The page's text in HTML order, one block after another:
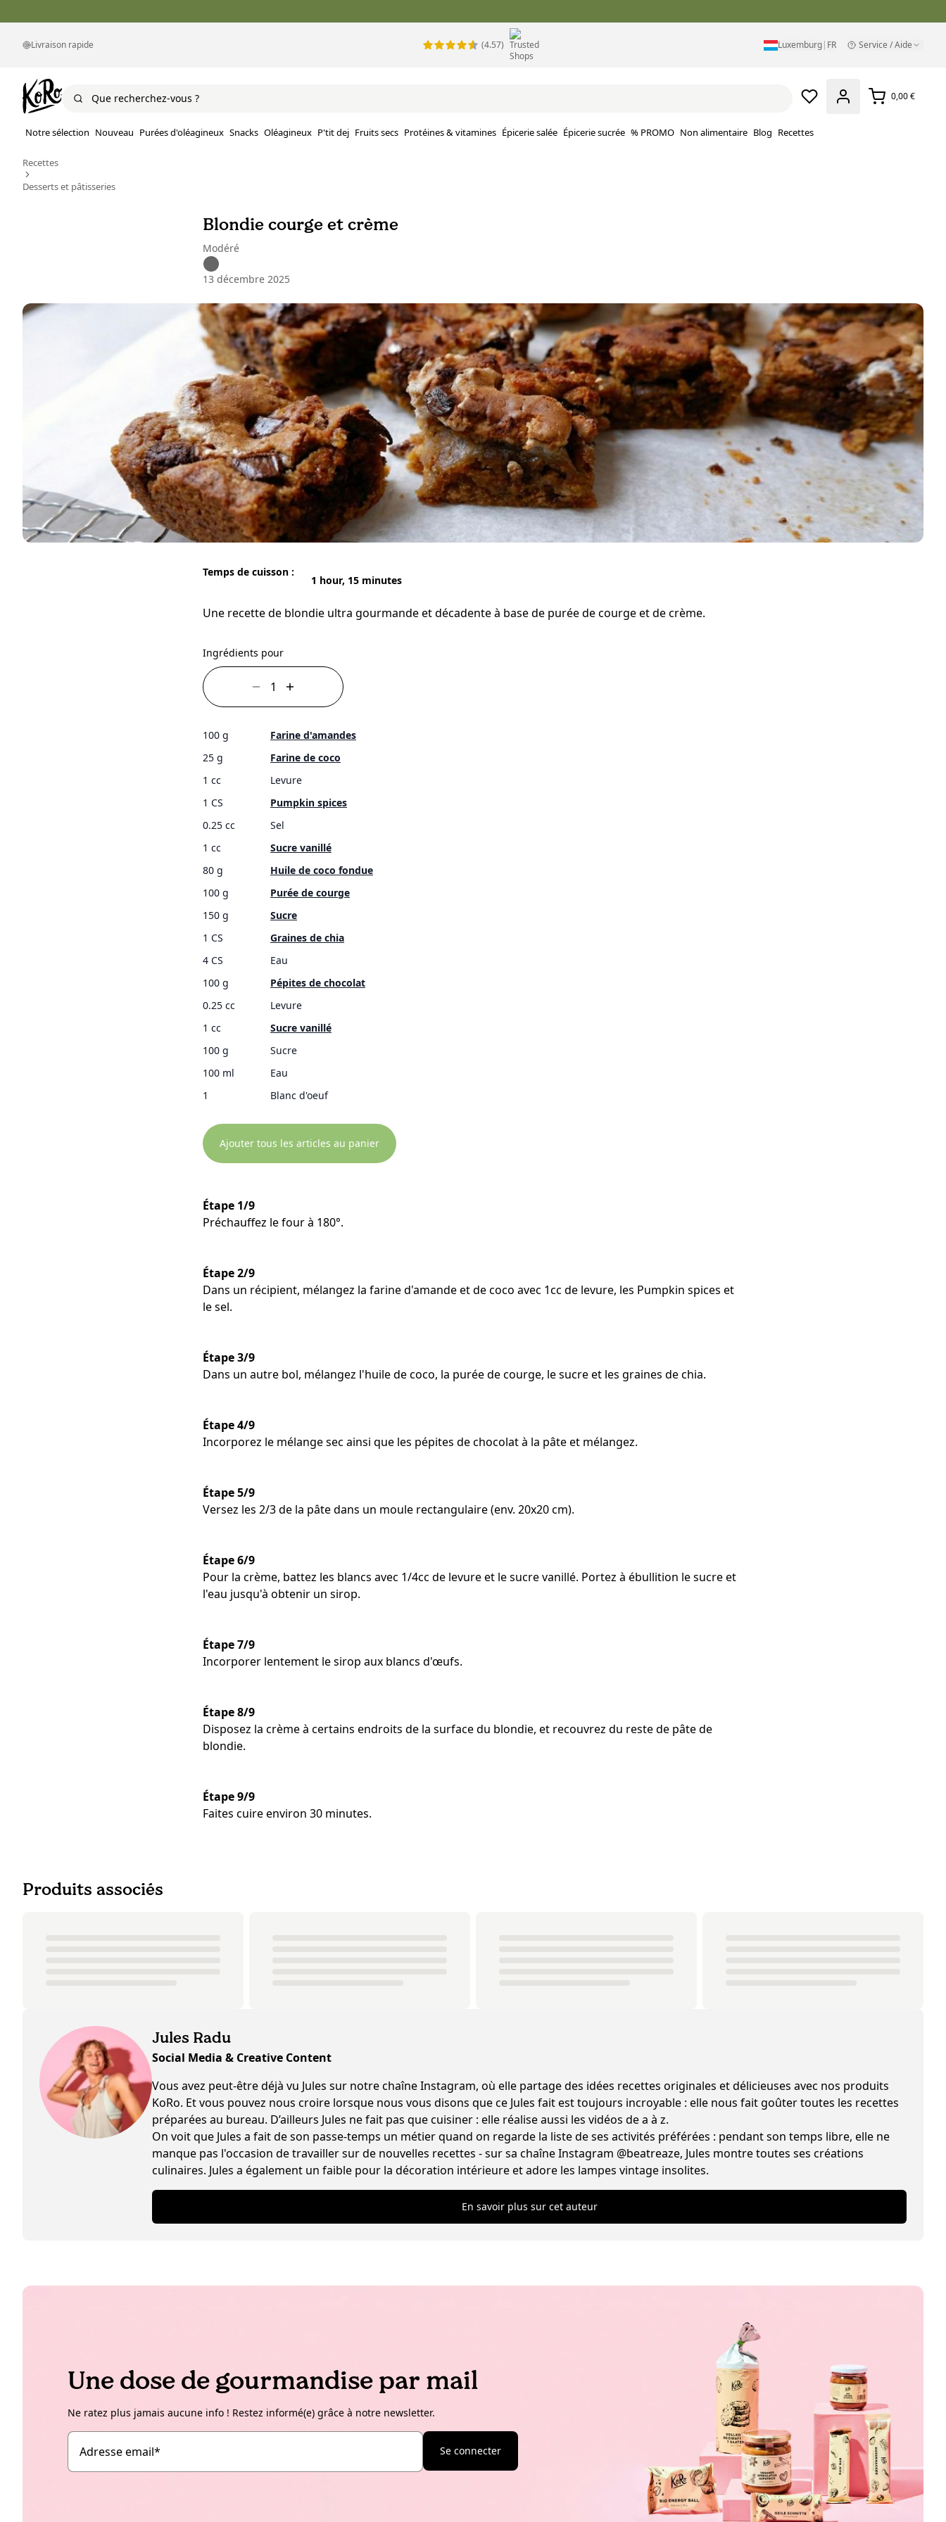
Livraison rapide (4.57) Luxemburg| FR Service / Aide
0,00 €
Notre sélection Nouveau Purées d'oléagineux Snacks Oléagineux P'tit dej Fruits secs Protéines & vitamines Épicerie salée Épicerie sucrée % PROMO Non alimentaire Blog Recettes
Recettes
Desserts et pâtisseries
Blondie courge et crème
Modéré
13 décembre 2025
Temps de cuisson :
1 hour, 15 minutes
Une recette de blondie ultra gourmande et décadente à base de purée de courge et de crème.
Ingrédients pour
100 g
Farine d'amandes
25 g
Farine de coco
1 cc
Levure
1 CS
Pumpkin spices
0.25 cc
Sel
1 cc
Sucre vanillé
80 g
Huile de coco fondue
100 g
Purée de courge
150 g
Sucre
1 CS
Graines de chia
4 CS
Eau
100 g
Pépites de chocolat
0.25 cc
Levure
1 cc
Sucre vanillé
100 g
Sucre
100 ml
Eau
1
Blanc d'oeuf
Ajouter tous les articles au panier
Étape 1/9
Préchauffez le four à 180°.
Étape 2/9
Dans un récipient, mélangez la farine d'amande et de coco avec 1cc de levure, les Pumpkin spices et
le sel.
Étape 3/9
Dans un autre bol, mélangez l'huile de coco, la purée de courge, le sucre et les graines de chia.
Étape 4/9
Incorporez le mélange sec ainsi que les pépites de chocolat à la pâte et mélangez.
Étape 5/9
Versez les 2/3 de la pâte dans un moule rectangulaire (env. 20x20 cm).
Étape 6/9
Pour la crème, battez les blancs avec 1/4cc de levure et le sucre vanillé. Portez à ébullition le sucre et
l'eau jusqu'à obtenir un sirop.
Étape 7/9
Incorporer lentement le sirop aux blancs d'œufs.
Étape 8/9
Disposez la crème à certains endroits de la surface du blondie, et recouvrez du reste de pâte de
blondie.
Étape 9/9
Faites cuire environ 30 minutes.
Produits associés
Jules Radu
Social Media & Creative Content
Vous avez peut-être déjà vu Jules sur notre chaîne Instagram, où elle partage des idées recettes originales et délicieuses avec nos produits
KoRo. Et vous pouvez nous croire lorsque nous vous disons que ce Jules fait est toujours incroyable : elle nous fait goûter toutes les recettes
préparées au bureau. D’ailleurs Jules ne fait pas que cuisiner : elle réalise aussi les vidéos de a à z.
On voit que Jules a fait de son passe-temps un métier quand on regarde la liste de ses activités préférées : pendant son temps libre, elle ne
manque pas l'occasion de travailler sur de nouvelles recettes - sur sa chaîne Instagram @beatreaze, Jules montre toutes ses créations
culinaires. Jules a également un faible pour la décoration intérieure et adore les lampes vintage insolites.
En savoir plus sur cet auteur
Une dose de gourmandise par mail
Ne ratez plus jamais aucune info ! Restez informé(e) grâce à notre newsletter.
Adresse email* Se connecter